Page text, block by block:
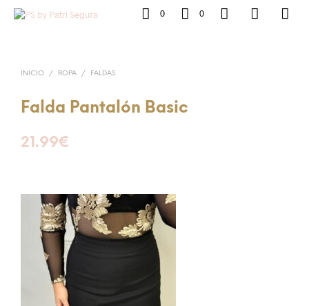
0 0
INICIO / ROPA / FALDAS
Falda Pantalón Basic
21.99€